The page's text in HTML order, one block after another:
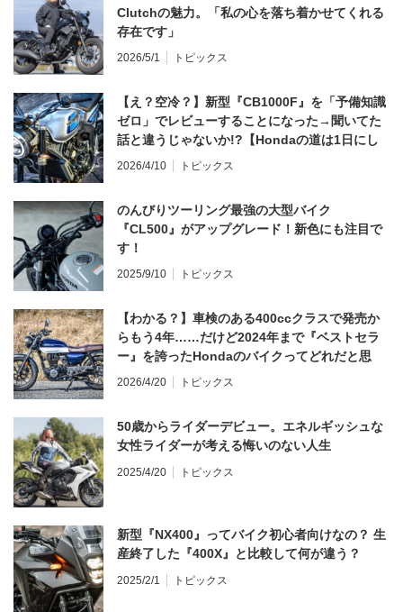
Clutchの魅力。「私の心を落ち着かせてくれる
存在です」
2026/5/1 トピックス
【え？空冷？】新型『CB1000F』を「予備知識
ゼロ」でレビューすることになった→聞いてた
話と違うじゃないか!?【Hondaの道は1日にし
てならず／CB1000F ①第一印象 編】
2026/4/10 トピックス
のんびりツーリング最強の大型バイク
『CL500』がアップグレード！新色にも注目で
す！
2025/9/10 トピックス
【わかる？】車検のある400ccクラスで発売か
らもう4年……だけど2024年まで『ベストセラ
ー』を誇ったHondaのバイクってどれだと思
う？
2026/4/20 トピックス
50歳からライダーデビュー。エネルギッシュな
女性ライダーが考える悔いのない人生
2025/4/20 トピックス
新型『NX400』ってバイク初心者向けなの？ 生
産終了した『400X』と比較して何が違う？
2025/2/1 トピックス